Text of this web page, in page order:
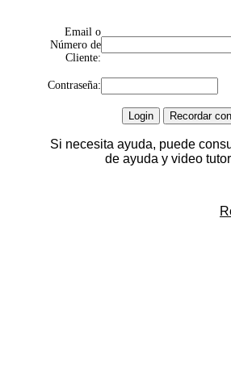
Email o
Número de
Cliente:
Contraseña:
Si necesita ayuda, puede
de ayuda y video